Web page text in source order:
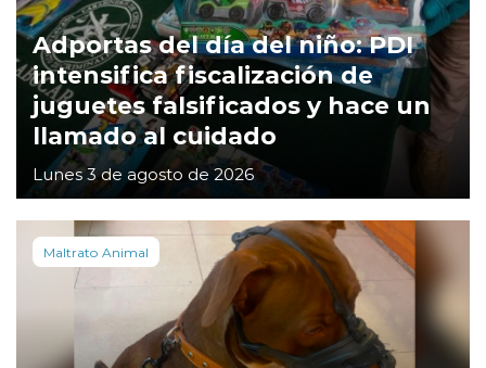
Adportas del día del niño: PDI
intensifica fiscalización de
juguetes falsificados y hace un
llamado al cuidado
Lunes 3 de agosto de 2026
Maltrato Animal